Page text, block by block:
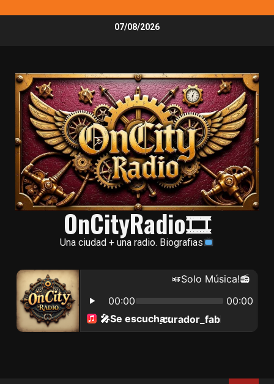
07/08/2026
OnCityRadio🎞
Una ciudad + una radio. Biografias